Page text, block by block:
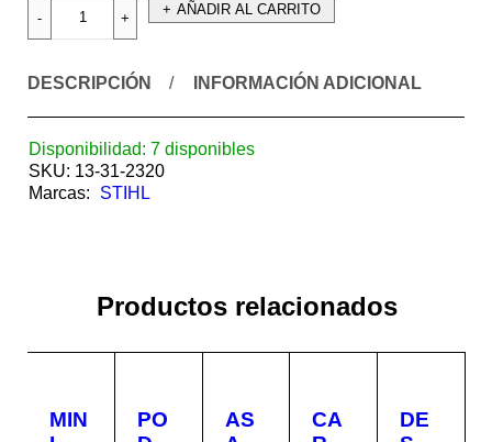
AÑADIR AL CARRITO
DESCRIPCIÓN INFORMACIÓN ADICIONAL
Disponibilidad: 7 disponibles
SKU: 13-31-2320
Marcas:
STIHL
Productos relacionados
MIN
PO
AS
CA
DE